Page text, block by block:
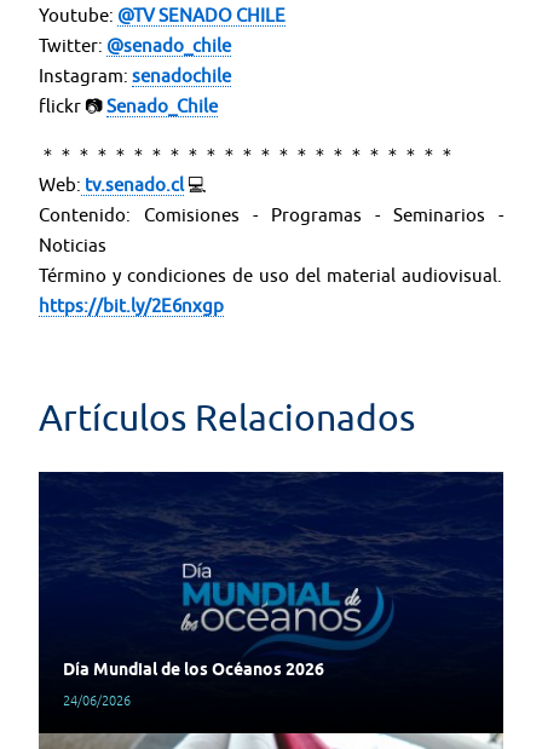
Youtube: @TV SENADO CHILE
Twitter: @senado_chile
Instagram:senadochile
flickr 📷Senado_Chile
＊＊＊＊＊＊＊＊＊＊＊＊＊＊＊＊＊＊＊＊＊＊＊
Web: tv.senado.cl💻
Contenido: Comisiones - Programas - Seminarios -
Noticias
Término y condiciones de uso del material audiovisual.
https://bit.ly/2E6nxgp
Artículos Relacionados
Día Mundial de los Océanos 2026
24/06/2026